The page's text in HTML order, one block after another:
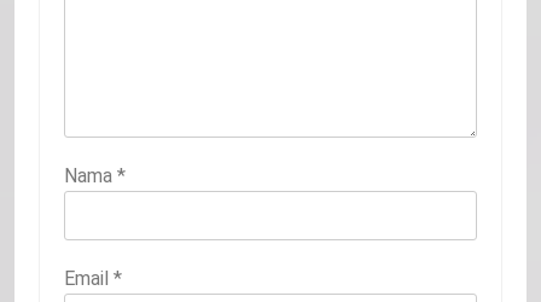
Nama *
Email *